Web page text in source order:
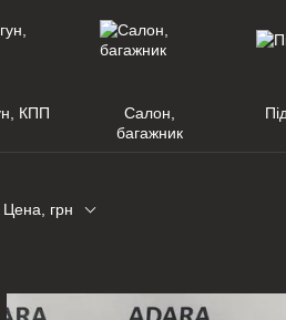
КПП
Салон,
багажник
Цена, грн